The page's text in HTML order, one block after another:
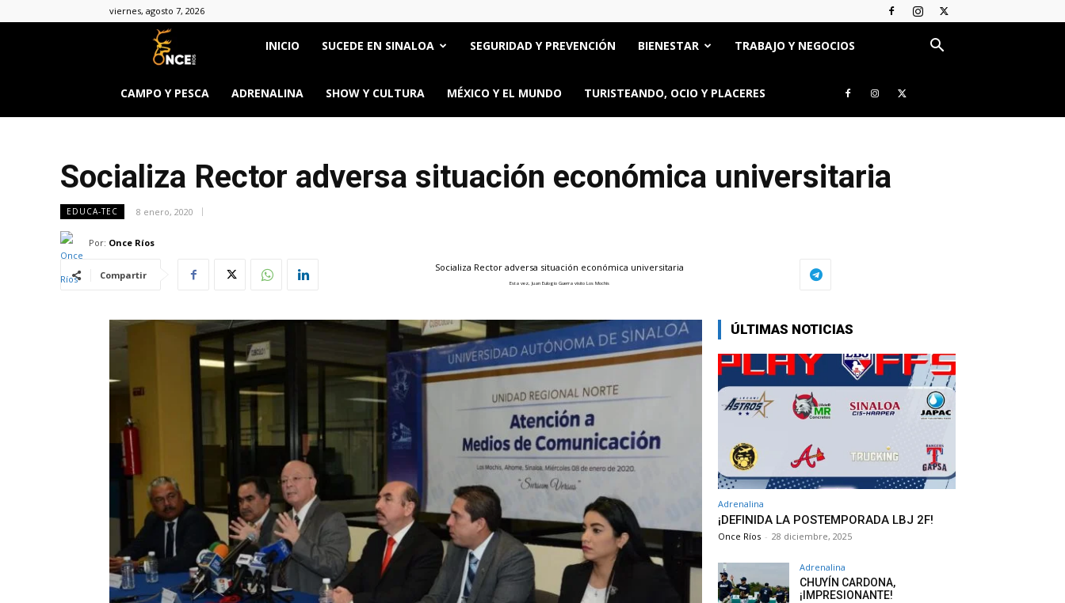
viernes, agosto 7, 2026
Once
Ríos
INICIO SUCEDE EN SINALOA SEGURIDAD Y PREVENCIÓN BIENESTAR TRABAJO Y NEGOCIOS
CAMPO Y PESCA ADRENALINA SHOW Y CULTURA MÉXICO Y EL MUNDO TURISTEANDO, OCIO Y PLACERES
Socializa Rector adversa situación económica universitaria
EDUCA-TEC 8 enero, 2020
Por: Once Ríos
Compartir
Socializa Rector adversa situación económica universitaria
Esta vez, Juan Eulogio Guerra visito Los Mochis
ÚLTIMAS NOTICIAS
Adrenalina
¡DEFINIDA LA POSTEMPORADA LBJ 2F!
Once Ríos - 28 diciembre, 2025
Adrenalina
CHUYÍN CARDONA,
¡IMPRESIONANTE!